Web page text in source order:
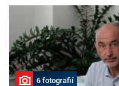
6 fotografií